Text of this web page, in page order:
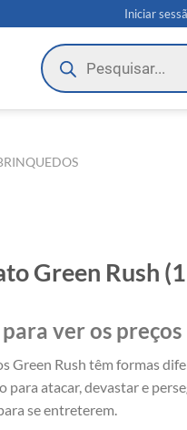
Iniciar
Products
search
Green Rush
ver os preços
Green Rush têm formas
para atacar, devastar e
se entreterem.